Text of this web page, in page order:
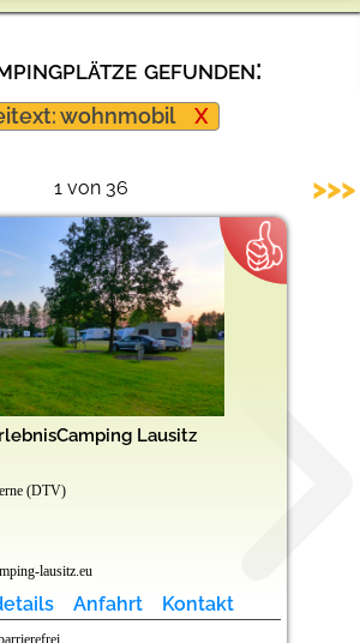
Gebirge See
Wald/Wiesen
geöffnet
gefunden:
wohnmobil X
Lausitz
(DTV)
lausitz.eu
Anfahrt Kontakt
1 von 36 >>>